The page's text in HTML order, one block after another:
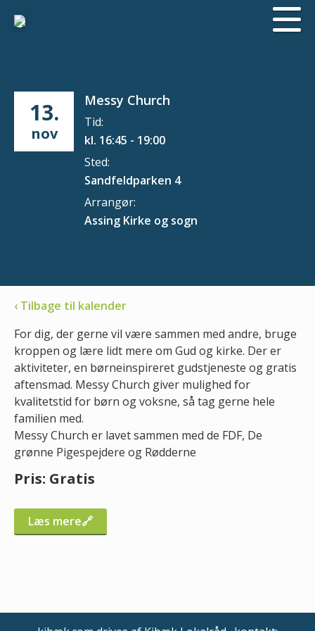
13.
nov
Messy Church
Tid:
kl. 16:45 - 19:00
Sted:
Sandfeldparken 4
Arrangør:
Assing Kirke og sogn
‹ Tilbage til kalender
For dig, der gerne vil være sammen med andre, bruge
kroppen og lære lidt mere om Gud og kirke. Der er
aktiviteter, en børneinspireret gudstjeneste og gratis
aftensmad. Messy Church giver mulighed for
kvalitetstid for børn og voksne, så tag gerne hele
familien med.
Messy Church er lavet sammen med de FDF, De
grønne Pigespejdere og Rødderne
Pris: Gratis
Læs mere